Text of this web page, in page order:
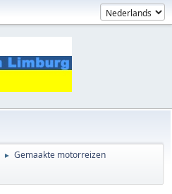
► Gemaakte motorreizen